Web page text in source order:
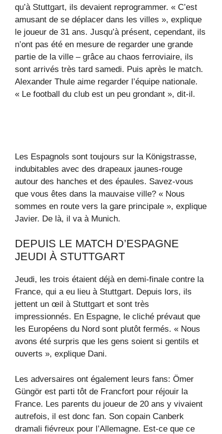
qu’à Stuttgart, ils devaient reprogrammer. « C’est
amusant de se déplacer dans les villes », explique
le joueur de 31 ans. Jusqu’à présent, cependant, ils
n’ont pas été en mesure de regarder une grande
partie de la ville – grâce au chaos ferroviaire, ils
sont arrivés très tard samedi. Puis après le match.
Alexander Thule aime regarder l’équipe nationale.
« Le football du club est un peu grondant », dit-il.
Les Espagnols sont toujours sur la Königstrasse,
indubitables avec des drapeaux jaunes-rouge
autour des hanches et des épaules. Savez-vous
que vous êtes dans la mauvaise ville? « Nous
sommes en route vers la gare principale », explique
Javier. De là, il va à Munich.
DEPUIS LE MATCH D’ESPAGNE
JEUDI À STUTTGART
Jeudi, les trois étaient déjà en demi-finale contre la
France, qui a eu lieu à Stuttgart. Depuis lors, ils
jettent un œil à Stuttgart et sont très
impressionnés. En Espagne, le cliché prévaut que
les Européens du Nord sont plutôt fermés. « Nous
avons été surpris que les gens soient si gentils et
ouverts », explique Dani.
Les adversaires ont également leurs fans: Ömer
Güngör est parti tôt de Francfort pour réjouir la
France. Les parents du joueur de 20 ans y vivaient
autrefois, il est donc fan. Son copain Canberk
dramali fiévreux pour l’Allemagne. Est-ce que ce